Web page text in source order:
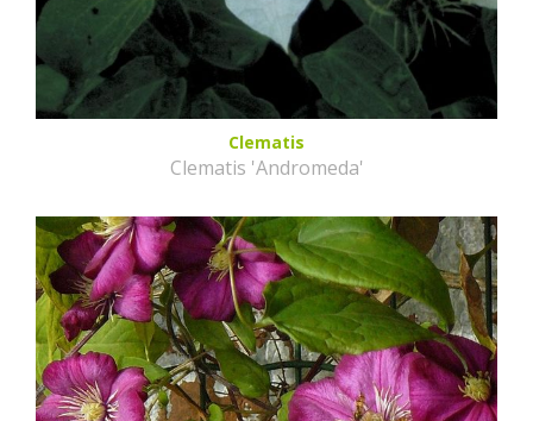
Clematis
Clematis 'Andromeda'